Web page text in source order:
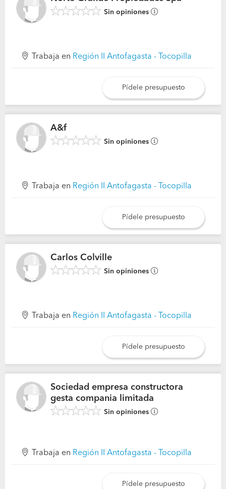
Sin opiniones
Trabaja en Región II Antofagasta - Tocopilla
Pídele presupuesto
A&f
Sin opiniones
Trabaja en Región II Antofagasta - Tocopilla
Pídele presupuesto
Carlos Colville
Sin opiniones
Trabaja en Región II Antofagasta - Tocopilla
Pídele presupuesto
Sociedad empresa constructora
gesta compania limitada
Sin opiniones
Trabaja en Región II Antofagasta - Tocopilla
Pídele presupuesto